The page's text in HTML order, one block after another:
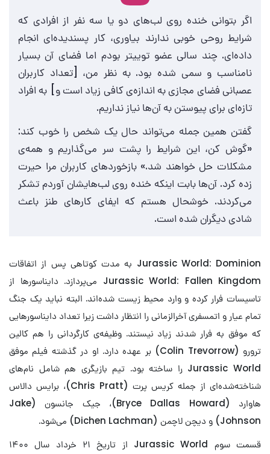
اگر بتوانی خنده روی لب‌های دو یا سه نفر از افرادی که
شرایط روحی خوبی ندارند بیاوری، کار پسندیده‌ای انجام
داده‌ای. چند سالی عضو توییتر بودم اما فضای آن بسیار
نامناسب و سمی شده بود. به نظر من، [تعداد کاربران
عصبانی فضای مجازی به اندازه‌ی کافی زیاد است و] به افراد
تازه‌ای برای پیوستن به آن‌ها نیاز نداریم.
گفتن همین جمله می‌تواند حال یک شخص را خوب کند:
«گوش کن، این شرایط را پشت سر می‌گذاریم و همه‌ی
مشکلات حل خواهند شد.» بازخوردهای کاربران مرا حیرت
زده کرد. آن‌ها بابت اینکه خنده روی لب‌هایشان آوردم تشکر
می‌کردند. خوشحال هستم که ایفای کارهای طنز باعث
شادی دیگران شده است.
Jurassic World: Dominion به مدت کوتاهی پس از اتفاقات
Jurassic World: Fallen Kingdom می‌پردازد. دایناسورها از
تاسیسات فرار کرده و وارد محیط زیست شده‌اند. البته نباید یک جنگ
تمام عیار و اتمسفری آخرالزمانی را انتظار داشت زیرا تعداد دایناسورهایی
که موفق به فرار شدند زیاد نیستند. وظیفه‌ی کارگردانی را هم کالین
ترورو (Colin Trevorrow) بر عهده دارد. او در گذشته فیلم موفق
Jurassic World را ساخته بود. تیم بازیگری هم شامل نام‌های
شناخته‌شده‌ای از جمله کریس پرت (Chris Pratt)، برایس دالاس
هاوارد (Bryce Dallas Howard)، جیک جانسون (Jake
Johnson) و دیچن لاچمن (Dichen Lachman) می‌شود.
قسمت سوم Jurassic World از تاریخ ۲۱ خرداد سال ۱۴۰۰